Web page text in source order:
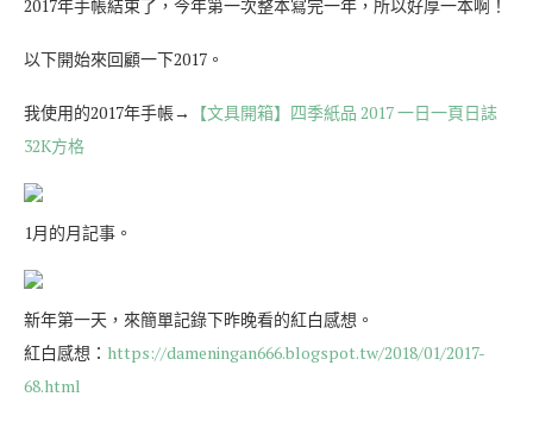
2017年手帳結束了，今年第一次整本寫完一年，所以好厚一本啊！
以下開始來回顧一下2017。
我使用的2017年手帳→
【文具開箱】四季紙品 2017 一日一頁日誌
32K方格
1月的月記事。
新年第一天，來簡單記錄下昨晚看的紅白感想。
紅白感想： https://dameningan666.blogspot.tw/2018/01/2017-
68.html